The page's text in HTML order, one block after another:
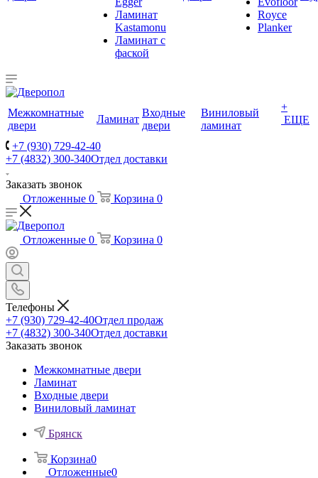
Ламинат
Kastamonu
Ламинат с
фаской
Royce
Planker
Межкомнатные
двери
Ламинат
Входные
двери
Виниловый
ламинат
+
ЕЩЕ
+7 (930) 729-42-40
+7 (4832) 300-340Отдел доставки
Заказать звонок
Отложенные 0 Корзина 0
Отложенные 0 Корзина 0
Телефоны
+7 (930) 729-42-40Отдел продаж
+7 (4832) 300-340Отдел доставки
Заказать звонок
Межкомнатные двери
Ламинат
Входные двери
Виниловый ламинат
Брянск
Корзина0
Отложенные0